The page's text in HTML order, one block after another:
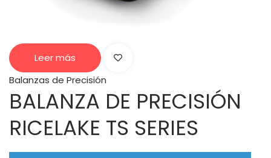
Leer más
Balanzas de Precisión
BALANZA DE PRECISIÓN
RICELAKE TS SERIES